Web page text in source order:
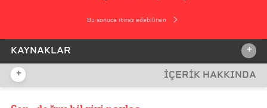
Bu sonuca itiraz edebilirsin
KAYNAKLAR +
İDDİA KAYNAĞI
+ İÇERİK HAKKINDA